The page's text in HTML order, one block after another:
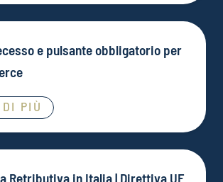
e pulsante obbligatorio per
PIÙ
Retributiva in Italia | Direttiva UE